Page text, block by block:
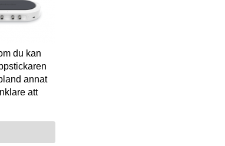
du kan
annat
att